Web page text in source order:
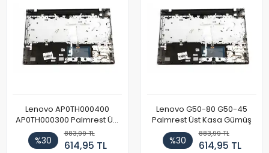
Lenovo AP0TH000400
AP0TH000300 Palmrest Üst
Kasa Gümüş
%30
883,99 TL
614,95 TL
Lenovo G50-80 G50-45
Palmrest Üst Kasa Gümüş
%30
883,99 TL
614,95 TL